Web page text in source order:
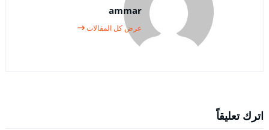
ammar
عرض كل المقالات
اترك تعليقاً